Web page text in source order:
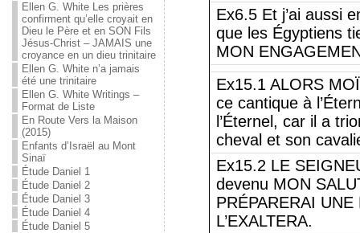
Ellen G. White Les prières
confirment qu’elle croyait en
Dieu le Père et en SON Fils
Jésus-Christ – JAMAIS une
croyance en un dieu trinitaire
Ellen G. White n’a jamais
été une trinitaire
Ellen G. White Writings –
Format de Liste
En Route Vers la Maison
(2015)
Enfants d’Israël au Mont
Sinaï
Étude Daniel 1
Étude Daniel 2
Étude Daniel 3
Étude Daniel 4
Étude Daniel 5
Ex6.5 Et j’ai aussi
que les Égyptiens
MON
Ex15.1 ALORS
ce cantique à
l’Éternel, car il a
cheval et son
Ex15.2 LE
devenu MON
PRÉPARERAI
L’EXALTERA.